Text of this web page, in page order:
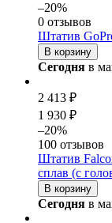
–20%
0 отзывов
Штатив
В корзину
Сегодня в
2 413 ₽
1 930 ₽
–20%
100 отзывов
Штатив
сплав (с
В корзину
Сегодня в